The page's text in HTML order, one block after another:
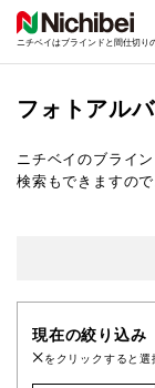
ニチベイはブラインドと間仕切り
フォトアル
ニチベイのブライ
検索もできますの
現在の絞り込み
をクリックすると選